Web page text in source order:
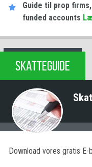
Guide til prop
funded accounts
SKATTEGUIDE
Download vores gratis E-